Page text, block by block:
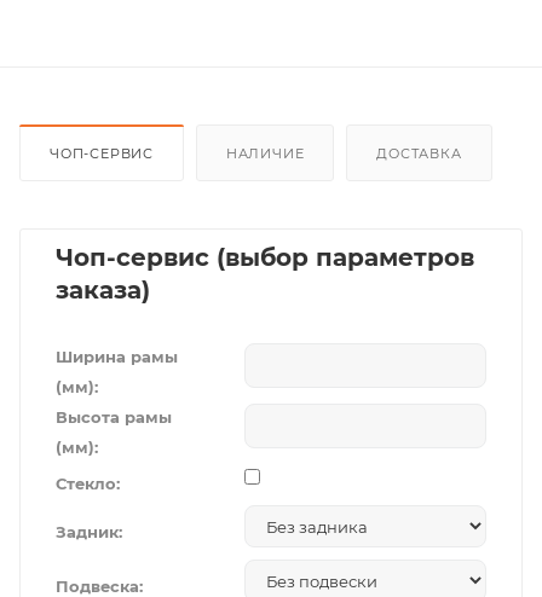
ЧОП-СЕРВИС НАЛИЧИЕ ДОСТАВКА
Чоп-сервис (выбор параметров
заказа)
Ширина рамы
(мм):
Высота рамы
(мм):
Стекло:
Задник:
Подвеска: